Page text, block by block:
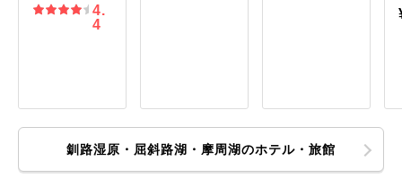
4.
4
釧路湿原・屈斜路湖・摩周湖のホテル・旅館